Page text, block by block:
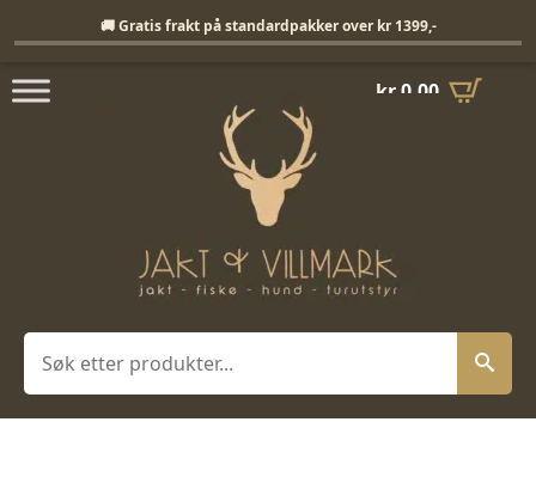
kr0,00
Søk
🚚 Gratis frakt på standardpakker over kr 1399,-